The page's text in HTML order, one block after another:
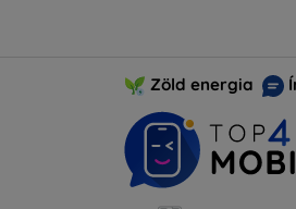
Zöld energia